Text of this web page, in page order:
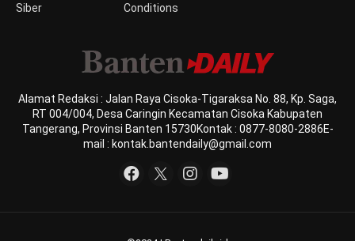
Siber
Conditions
Alamat Redaksi : Jalan Raya Cisoka-Tigaraksa No. 88, Kp. Saga,
RT 004/004, Desa Caringin Kecamatan Cisoka Kabupaten
Tangerang, Provinsi Banten 15730Kontak : 0877-8080-2886E-
mail : kontak.bantendaily@gmail.com